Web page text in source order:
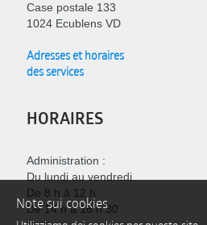
Case postale 133
1024 Ecublens VD
Adresses et horaires
des services
HORAIRES
Administration :
Du lundi au vendredi
De 8 h à 12 h
De 14 h à 16 h 30
Note sui cookies